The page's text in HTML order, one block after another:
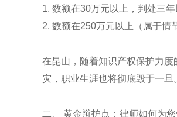
1. 数额在30万元以上，判处三年
2. 数额在250万元以上（属于情
在昆山，随着知识产权保护力
灾，职业生涯也将彻底毁于一旦
二、 黄金辩护点：律师如何为